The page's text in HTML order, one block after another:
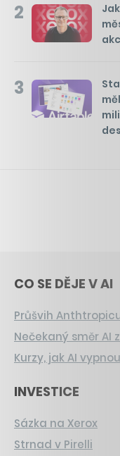
2
3
CO SE DĚJE V AI
Průšvih
Nečekaný směr AI
Kurzy, jak AI
INVESTICE
Sázka na Xerox
Strnad v Pirelli